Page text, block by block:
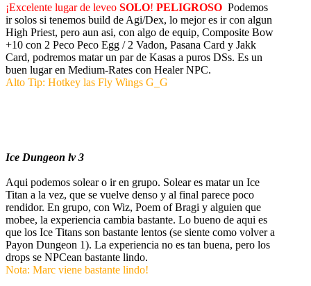
¡Excelente lugar de leveo SOLO! PELIGROSO Podemos
ir solos si tenemos build de Agi/Dex, lo mejor es ir con algun
High Priest, pero aun asi, con algo de equip, Composite Bow
+10 con 2 Peco Peco Egg / 2 Vadon, Pasana Card y Jakk
Card, podremos matar un par de Kasas a puros DSs. Es un
buen lugar en Medium-Rates con Healer NPC.
Alto Tip: Hotkey las Fly Wings G_G
Ice Dungeon lv 3
Aqui podemos solear o ir en grupo. Solear es matar un Ice
Titan a la vez, que se vuelve denso y al final parece poco
rendidor. En grupo, con Wiz, Poem of Bragi y alguien que
mobee, la experiencia cambia bastante. Lo bueno de aqui es
que los Ice Titans son bastante lentos (se siente como volver a
Payon Dungeon 1). La experiencia no es tan buena, pero los
drops se NPCean bastante lindo.
Nota: Marc viene bastante lindo!